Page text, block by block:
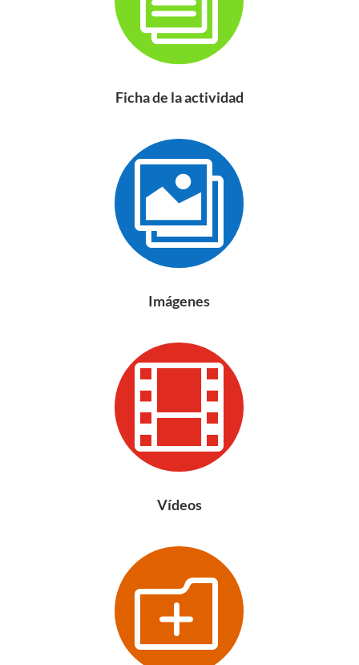
Ficha de la actividad

Imágenes

Vídeos
o